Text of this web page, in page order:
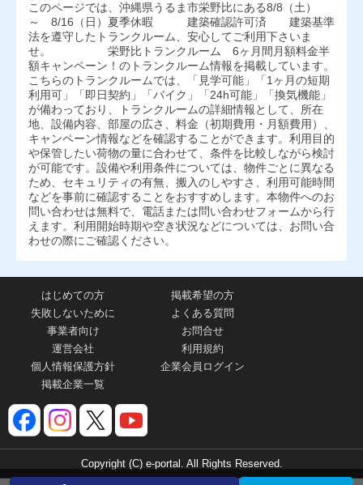
このページでは、沖縄県うるま市栄野比にある8/8（土）
～ 8/16（日）夏季休暇 建築確認許可済 建築基準
法を遵守したトランクルーム、安心してご利用下さいま
せ。 栄野比トランクルーム 6ヶ月間月額料金半
額キャンペーン！のトランクルーム情報を掲載しています。
こちらのトランクルームでは、「見学可能」「1ヶ月の短期
利用可」「即日契約」「バイク」「24h可能」「換気機能」
が備わっており、トランクルームの詳細情報として、所在
地、設備内容、部屋の広さ、料金（初期費用・月額費用）、
キャンペーン情報などを確認することができます。利用目的
や保管したい荷物の量に合わせて、条件を比較しながら検討
が可能です。設備や利用条件については、物件ごとに異なる
ため、セキュリティの有無、搬入のしやすさ、利用可能時間
などを事前に確認することをおすすめします。本物件へのお
問い合わせは無料で、電話または問い合わせフォームから行
えます。利用開始時期や空き状況などについては、お問い合
わせの際にご確認ください。
はじめての方
掲載希望の方
失敗しないために
よくある質問
事業者向け
お問合せ
運営会社
利用規約
個人情報保護方針
企業会員ログイン
掲載企業一覧
Copyright (C) e-portal. All Rights Reserved.